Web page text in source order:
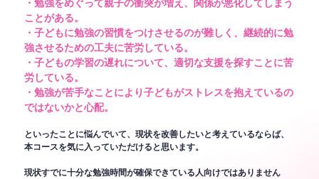
・勉強をめぐって親子の衝突が増え、関係が悪化してしまう
ことがある。
・子どもに勉強の習慣をつけさせるのが難しく、継続的に勉
強させるための工夫に苦労している。
・子どもの学習の遅れについて、適切な支援を探すことに苦
労している。
・勉強が苦手なことにより子どもがストレスを抱えているの
ではないかと心配。
といったことに悩んでいて、現状を改善したいと考えているならば、
本コースを気に入っていただけると思います。
現状すでに十分な勉強時間が確保できている人向けではありません